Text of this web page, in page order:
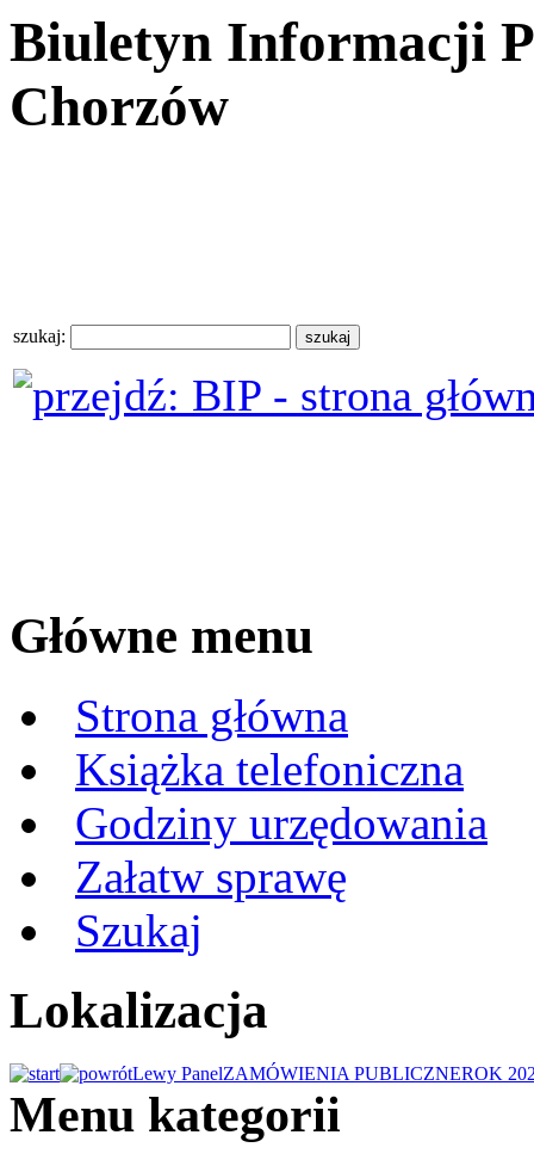
Biuletyn Informacji
Chorzów
szukaj:
Główne menu
Strona główna
Książka telefoniczna
Godziny urzędowania
Załatw sprawę
Szukaj
Lokalizacja
Lewy PanelZAMÓWIENIA PUBLICZNEROK
Menu kategorii